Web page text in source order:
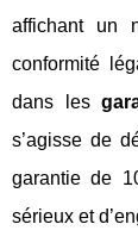
affichant un
conformité
dans les
s’agisse de
garantie de
sérieux et